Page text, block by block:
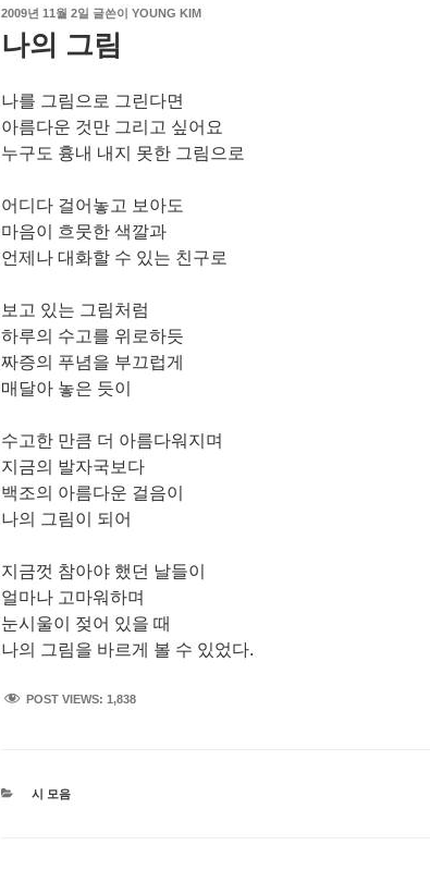
작
일
2009년 11월 2일 글쓴이 YOUNG KIM
나의 그림
나를 그림으로 그린다면
아름다운 것만 그리고 싶어요
누구도 흉내 내지 못한 그림으로
어디다 걸어놓고 보아도
마음이 흐뭇한 색깔과
언제나 대화할 수 있는 친구로
보고 있는 그림처럼
하루의 수고를 위로하듯
짜증의 푸념을 부끄럽게
매달아 놓은 듯이
수고한 만큼 더 아름다워지며
지금의 발자국보다
백조의 아름다운 걸음이
나의 그림이 되어
지금껏 참아야 했던 날들이
얼마나 고마워하며
눈시울이 젖어 있을 때
나의 그림을 바르게 볼 수 있었다.
POST VIEWS: 1,838
카
시 모음